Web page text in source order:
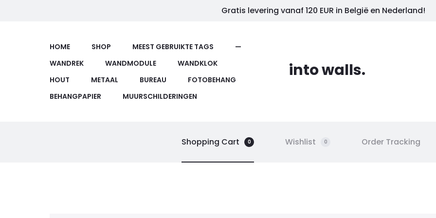
Gratis levering vanaf 120 EUR in België en Nederland!
HOME SHOP MEEST GEBRUIKTE TAGS
—
WANDREK
WANDMODULE
WANDKLOK
HOUT
METAAL BUREAU
FOTOBEHANG
BEHANGPAPIER
MUURSCHILDERINGEN
into walls.
Shopping Cart 0 Wishlist 0 Order Tracking